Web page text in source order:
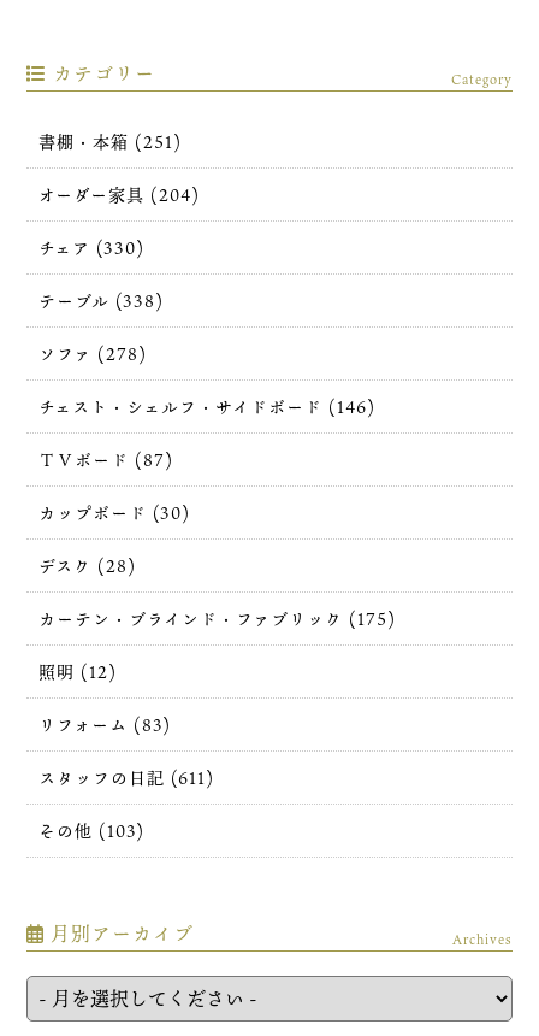
カテゴリー Category
書棚・本箱 (251)
オーダー家具 (204)
チェア (330)
テーブル (338)
ソファ (278)
チェスト・シェルフ・サイドボード (146)
ＴＶボード (87)
カップボード (30)
デスク (28)
カーテン・ブラインド・ファブリック (175)
照明 (12)
リフォーム (83)
スタッフの日記 (611)
その他 (103)
月別アーカイブ Archives